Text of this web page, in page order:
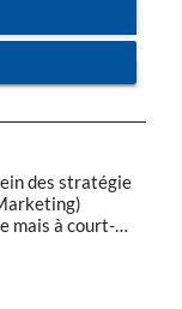
des stratégie
mais à court-
un
de marché